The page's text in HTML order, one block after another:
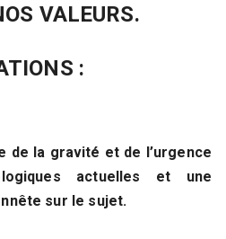
VALEURS.
:
de la gravité et de l’urgence
actuelles et une
sur le sujet.